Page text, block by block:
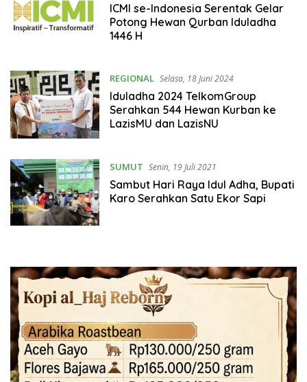
ICMI se-Indonesia Serentak Gelar
Potong Hewan Qurban Iduladha
1446 H
REGIONAL Selasa, 18 Juni 2024
Iduladha 2024 TelkomGroup
Serahkan 544 Hewan Kurban ke
LazisMU dan LazisNU
SUMUT Senin, 19 Juli 2021
Sambut Hari Raya Idul Adha, Bupati
Karo Serahkan Satu Ekor Sapi